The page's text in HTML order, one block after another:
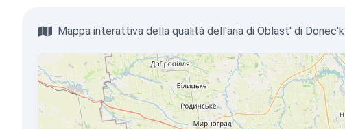
Mappa interattiva della qualità dell'aria di Oblast' di Donec'k